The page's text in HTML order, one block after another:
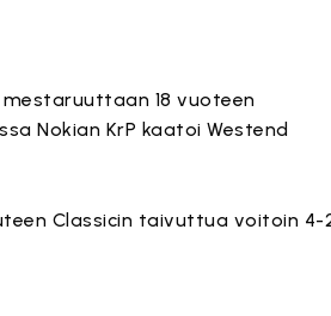
18 vuoteen
Nokian KrP kaatoi Westend
Classicin taivuttua voitoin 4-